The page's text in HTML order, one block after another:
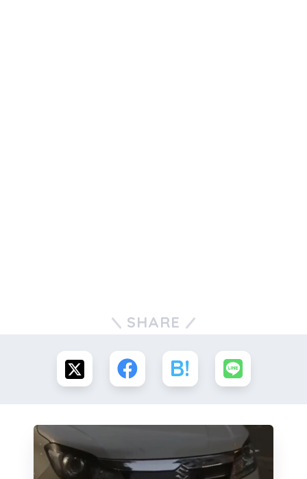
SHARE